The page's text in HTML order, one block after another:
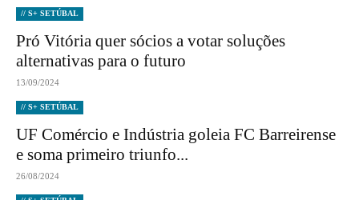
// S+ SETÚBAL
Pró Vitória quer sócios a votar soluções
alternativas para o futuro
13/09/2024
// S+ SETÚBAL
UF Comércio e Indústria goleia FC Barreirense
e soma primeiro triunfo...
26/08/2024